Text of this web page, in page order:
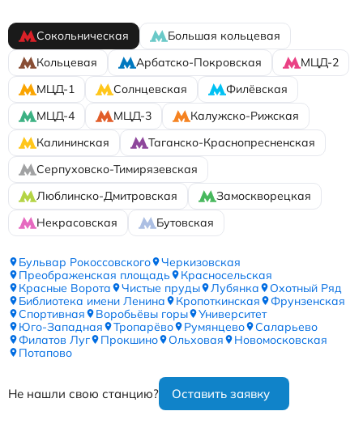
Сокольническая
Большая кольцевая
Кольцевая
Арбатско-Покровская
МЦД-2
МЦД-1
Солнцевская
Филёвская
МЦД-4
МЦД-3
Калужско-Рижская
Калининская
Таганско-Краснопресненская
Серпуховско-Тимирязевская
Люблинско-Дмитровская
Замоскворецкая
Некрасовская
Бутовская
Бульвар Рокоссовского
Черкизовская
Преображенская площадь
Красносельская
Красные Ворота
Чистые пруды Лубянка
Охотный Ряд
Библиотека имени Ленина
Кропоткинская
Фрунзенская
Спортивная
Воробьёвы горы
Университет
Юго-Западная
Тропарёво Румянцево
Саларьево
Филатов Луг
Прокшино Ольховая
Новомосковская
Потапово
Не нашли свою станцию? Оставить заявку